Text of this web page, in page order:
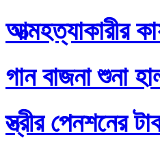
আত্মহত্যাকারীর
গান বাজনা শুনা
স্ত্রীর পেনশনের